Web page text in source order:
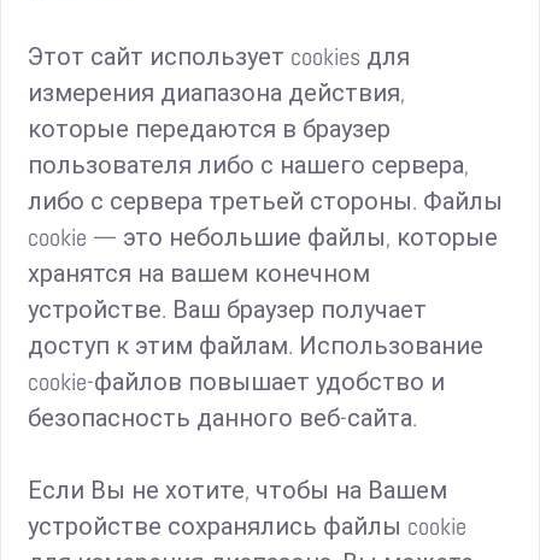
Этот сайт использует cookies для
измерения диапазона действия,
которые передаются в браузер
пользователя либо с нашего сервера,
либо с сервера третьей стороны. Файлы
cookie — это небольшие файлы, которые
хранятся на вашем конечном
устройстве. Ваш браузер получает
доступ к этим файлам. Использование
cookie-файлов повышает удобство и
безопасность данного веб-сайта.
Если Вы не хотите, чтобы на Вашем
устройстве сохранялись файлы cookie